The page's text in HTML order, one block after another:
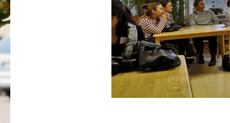
Latvijas Koks "Biedra sertifikāts"
Vispārējās izglītības programmas
Valsts aizsardzības mācību programma